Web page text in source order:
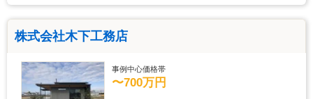
株式会社木下工務店
事例中心価格帯
〜700万円